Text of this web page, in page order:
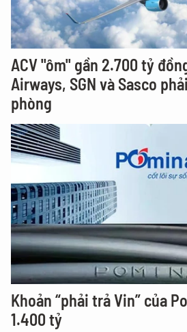
ACV "ôm" gần 2.700 tỷ
Airways, SGN và Sasco
phòng
Khoản “phải trả Vin” của
1.400 tỷ